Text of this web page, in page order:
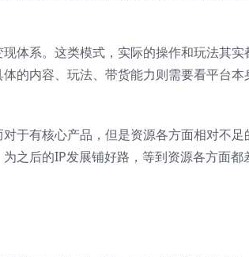
体系。这类模式，实际的操作和玩法其实
的内容、玩法、带货能力则需要看平台本
于有核心产品，但是资源各方面相对不足
之后的IP发展铺好路，等到资源各方面都